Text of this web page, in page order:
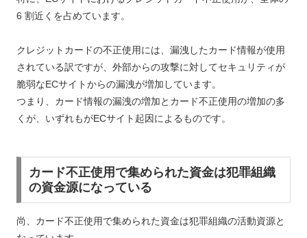
6 割近くを占めています。
クレジットカードの不正使用には、漏洩したカード情報が使用
されている訳ですが、外部からの攻撃に対してセキュリティが
脆弱なECサイトからの漏洩が増加しています。
つまり、カード情報の漏洩の増加とカード不正使用の増加の多
くが、いずれもがECサイト起因によるものです。
カード不正使用で集められた資金は犯罪組織
の資金源になっている
尚、カード不正使用で集められた資金は犯罪組織の活動資源と